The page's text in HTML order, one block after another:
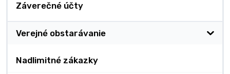
Záverečné účty
Verejné obstarávanie
Nadlimitné zákazky